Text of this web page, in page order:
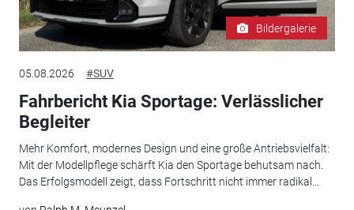
Bildergalerie
05.08.2026 #SUV
Fahrbericht Kia Sportage: Verlässlicher
Begleiter
Mehr Komfort, modernes Design und eine große Antriebsvielfalt:
Mit der Modellpflege schärft Kia den Sportage behutsam nach.
Das Erfolgsmodell zeigt, dass Fortschritt nicht immer radikal...